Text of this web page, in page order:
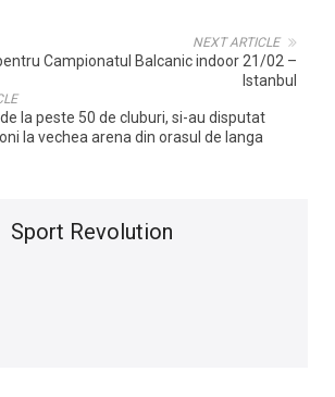
NEXT ARTICLE
Campionatul Balcanic indoor 21/02 –
Istanbul
la peste 50 de cluburi, si-au disputat
la vechea arena din orasul de langa
Sport Revolution